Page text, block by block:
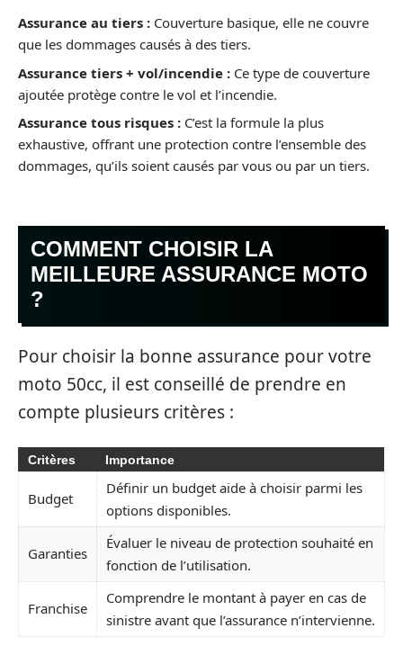
Assurance au tiers : Couverture basique, elle ne couvre
que les dommages causés à des tiers.
Assurance tiers + vol/incendie : Ce type de couverture
ajoutée protège contre le vol et l’incendie.
Assurance tous risques : C’est la formule la plus
exhaustive, offrant une protection contre l’ensemble des
dommages, qu’ils soient causés par vous ou par un tiers.
COMMENT CHOISIR LA
MEILLEURE ASSURANCE MOTO
?
Pour choisir la bonne assurance pour votre
moto 50cc, il est conseillé de prendre en
compte plusieurs critères :
Critères Importance
Budget
Définir un budget aide à choisir parmi les
options disponibles.
Garanties
Évaluer le niveau de protection souhaité en
fonction de l’utilisation.
Franchise
Comprendre le montant à payer en cas de
sinistre avant que l’assurance n’intervienne.